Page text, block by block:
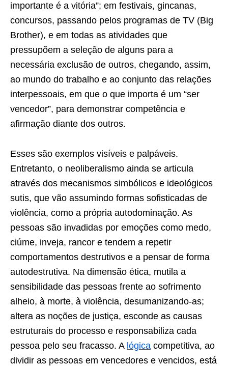
importante é a vitória”; em festivais, gincanas,
concursos, passando pelos programas de TV (Big
Brother), e em todas as atividades que
pressupõem a seleção de alguns para a
necessária exclusão de outros, chegando, assim,
ao mundo do trabalho e ao conjunto das relações
interpessoais, em que o que importa é um “ser
vencedor”, para demonstrar competência e
afirmação diante dos outros.
Esses são exemplos visíveis e palpáveis.
Entretanto, o neoliberalismo ainda se articula
através dos mecanismos simbólicos e ideológicos
sutis, que vão assumindo formas sofisticadas de
violência, como a própria autodominação. As
pessoas são invadidas por emoções como medo,
ciúme, inveja, rancor e tendem a repetir
comportamentos destrutivos e a pensar de forma
autodestrutiva. Na dimensão ética, mutila a
sensibilidade das pessoas frente ao sofrimento
alheio, à morte, à violência, desumanizando-as;
altera as noções de justiça, esconde as causas
estruturais do processo e responsabiliza cada
pessoa pelo seu fracasso. A lógica competitiva, ao
dividir as pessoas em vencedores e vencidos, está